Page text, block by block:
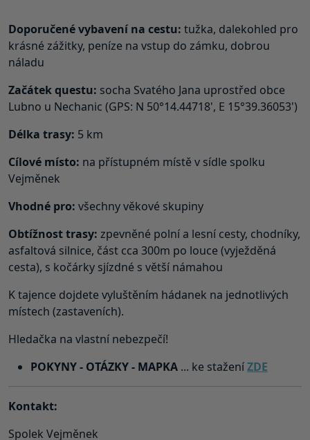
Doporučené vybavení na cestu: tužka, dalekohled pro
krásné zážitky, peníze na vstup do zámku, dobrou
náladu
Začátek questu: socha Svatého Jana uprostřed obce
Lubno u Nechanic (GPS: N 50°14.44718', E 15°39.36053')
Délka trasy: 5 km
Cílové místo: na přístupném místě v sídle spolku
Vejměnek
Vhodné pro: všechny věkové skupiny
Obtížnost trasy: zpevněné polní a lesní cesty, chodníky,
asfaltová silnice, část cca 300m po louce (vyježděná
cesta), s kočárky sjízdné s větší námahou
K tajence dojdete vyluštěním hádanek na jednotlivých
místech (zastaveních).
Hledačka na vlastní nebezpečí!
POKYNY - OTÁZKY - MAPKA ... ke staženíZDE
Kontakt:
Spolek Vejměnek